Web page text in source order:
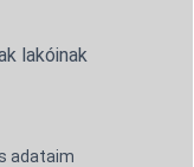
lakóinak
adataim